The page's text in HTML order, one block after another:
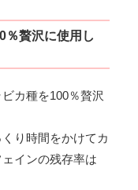
％贅沢に使用し
カ種を100％贅沢
り時間をかけてカ
インの残存率は